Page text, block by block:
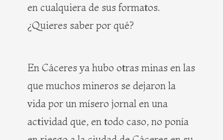
en cualquiera de sus formatos.
¿Quieres saber por qué?
En Cáceres ya hubo otras minas en las
que muchos mineros se dejaron la
vida por un mísero jornal en una
actividad que, en todo caso, no ponía